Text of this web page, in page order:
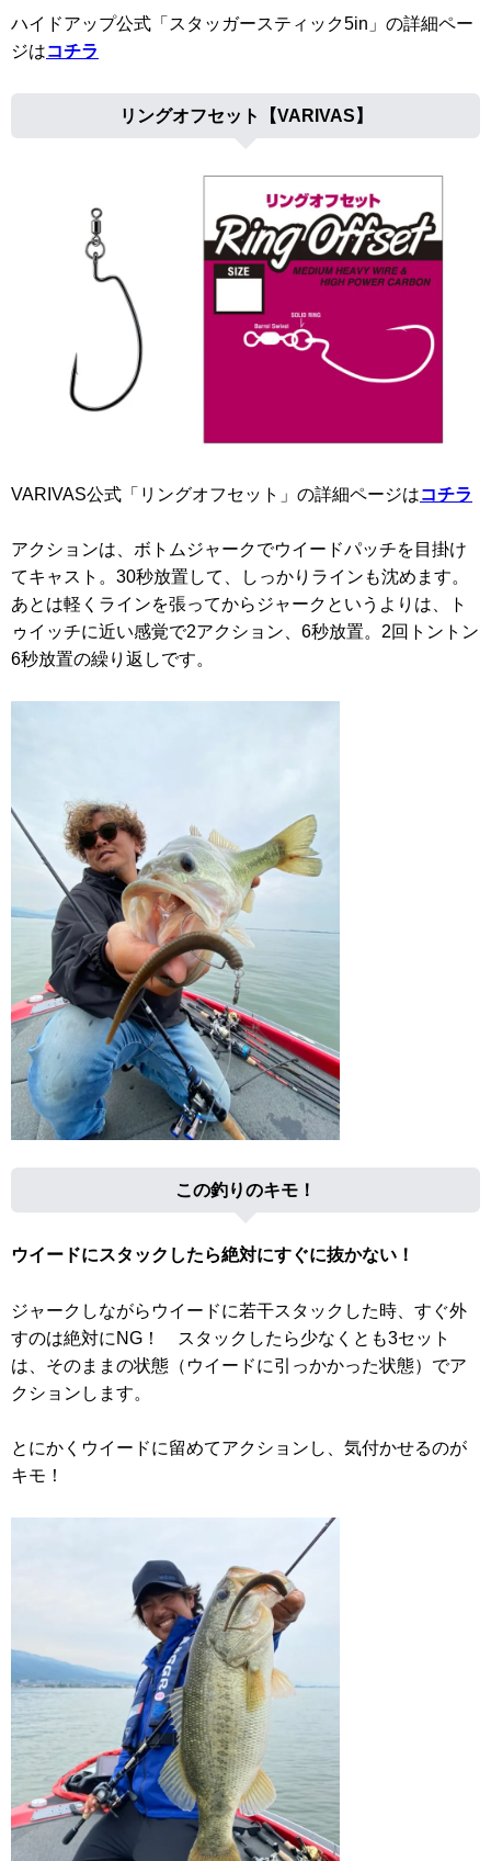
ハイドアップ公式「スタッガースティック5in」の詳細ペー
ジはコチラ
リングオフセット【VARIVAS】
VARIVAS公式「リングオフセット」の詳細ページはコチラ
アクションは、ボトムジャークでウイードパッチを目掛け
てキャスト。30秒放置して、しっかりラインも沈めます。
あとは軽くラインを張ってからジャークというよりは、ト
ゥイッチに近い感覚で2アクション、6秒放置。2回トントン
6秒放置の繰り返しです。
この釣りのキモ！
ウイードにスタックしたら絶対にすぐに抜かない！
ジャークしながらウイードに若干スタックした時、すぐ外
すのは絶対にNG！ スタックしたら少なくとも3セット
は、そのままの状態（ウイードに引っかかった状態）でア
クションします。
とにかくウイードに留めてアクションし、気付かせるのが
キモ！